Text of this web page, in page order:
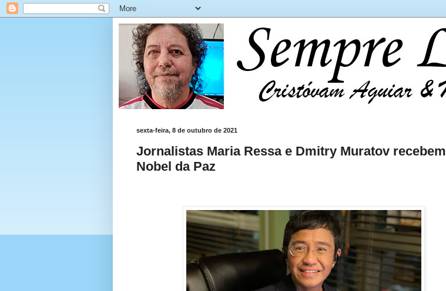
sexta-feira, 8 de outubro de 2021
Jornalistas Maria Ressa e Dmitry Muratov recebem
Nobel da Paz